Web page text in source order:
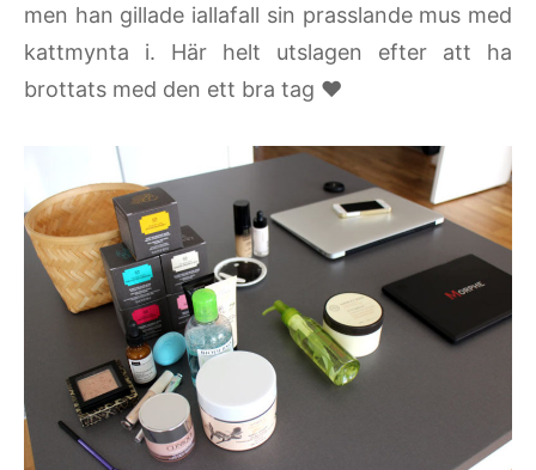
men han gillade iallafall sin prasslande mus med
kattmynta i. Här helt utslagen efter att ha
brottats med den ett bra tag ♥